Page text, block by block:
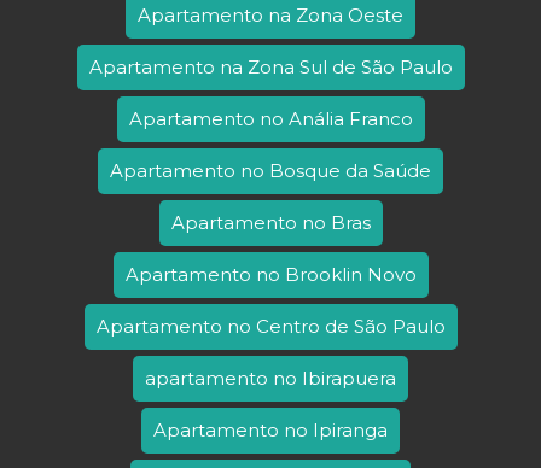
Apartamento na Zona Oeste
Apartamento na Zona Sul de São Paulo
Apartamento no Anália Franco
Apartamento no Bosque da Saúde
Apartamento no Bras
Apartamento no Brooklin Novo
Apartamento no Centro de São Paulo
apartamento no Ibirapuera
Apartamento no Ipiranga